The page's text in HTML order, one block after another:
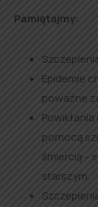
Pamiętajmy:
Epidemie
poważne
pomocą
śmiercią –
starszym.